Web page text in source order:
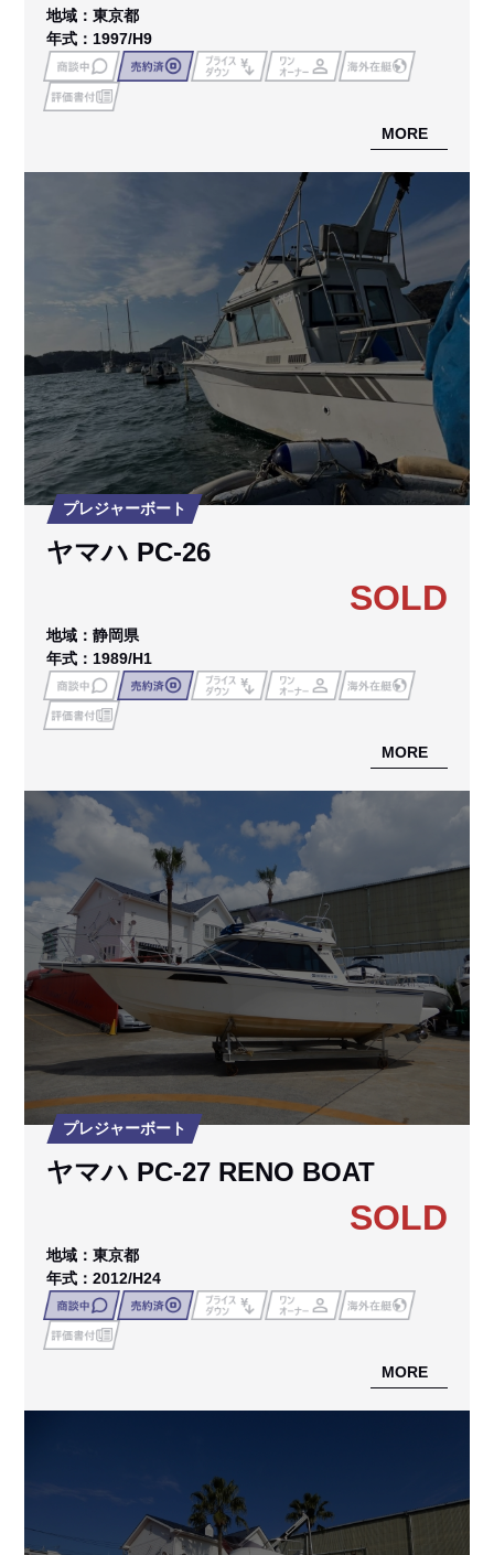
地域：東京都
年式：1997/H9
MORE
プレジャーボート
ヤマハ PC-26
SOLD
地域：静岡県
年式：1989/H1
MORE
プレジャーボート
ヤマハ PC-27 RENO BOAT
SOLD
地域：東京都
年式：2012/H24
MORE